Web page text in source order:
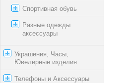
Спортивная обувь
Разные одежды
аксессуары
Украшения, Часы,
Ювелирные изделия
Телефоны и Аксессуары